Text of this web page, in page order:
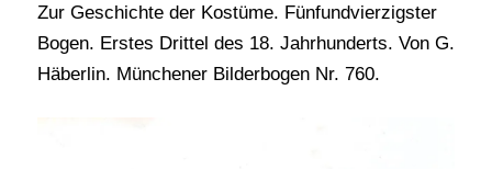
Zur Geschichte der Kostüme. Fünfundvierzigster
Bogen. Erstes Drittel des 18. Jahrhunderts. Von G.
Häberlin. Münchener Bilderbogen Nr. 760.